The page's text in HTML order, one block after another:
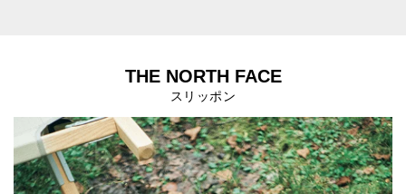
THE NORTH FACE
スリッポン